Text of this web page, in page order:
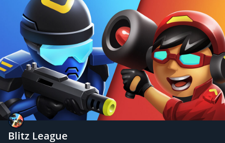
Blitz League